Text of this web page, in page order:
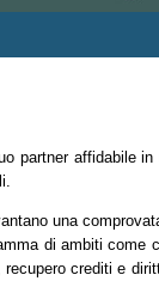
partner affidabile
una
di ambiti come
crediti e